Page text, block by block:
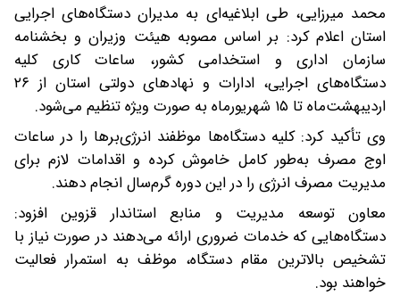
محمد میرزایی، طی ابلاغیه‌ای به مدیران دستگاه‌های اجرایی
استان اعلام کرد: بر اساس مصوبه هیئت وزیران و بخشنامه
سازمان اداری و استخدامی کشور، ساعات کاری کلیه
دستگاه‌های اجرایی، ادارات و نهادهای دولتی استان از ۲۶
اردیبهشت‌ماه تا ۱۵ شهریورماه به صورت ویژه تنظیم می‌شود.
وی تأکید کرد: کلیه دستگاه‌ها موظفند انرژی‌برها را در ساعات
اوج مصرف به‌طور کامل خاموش کرده و اقدامات لازم برای
مدیریت مصرف انرژی را در این دوره گرم‌سال انجام دهند.
معاون توسعه مدیریت و منابع استاندار قزوین افزود:
دستگاه‌هایی که خدمات ضروری ارائه می‌دهند در صورت نیاز با
تشخیص بالاترین مقام دستگاه، موظف به استمرار فعالیت
خواهند بود.